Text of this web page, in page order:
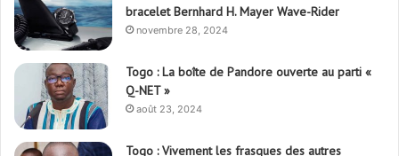
novembre 28, 2024
Q-NET »
août 23, 2024
marmailleurs de la politique togolaise !